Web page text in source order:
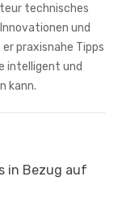
technisches
und
praxisnahe Tipps
intelligent und
kann.
in Bezug auf